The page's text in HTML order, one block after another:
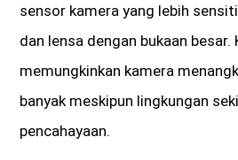
sensor kamera yang lebih
dan lensa dengan bukaan besar.
memungkinkan kamera
banyak meskipun lingkungan
pencahayaan.